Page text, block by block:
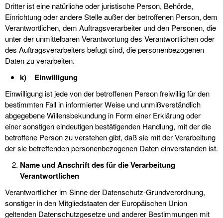
Dritter ist eine natürliche oder juristische Person, Behörde,
Einrichtung oder andere Stelle außer der betroffenen Person, dem
Verantwortlichen, dem Auftragsverarbeiter und den Personen, die
unter der unmittelbaren Verantwortung des Verantwortlichen oder
des Auftragsverarbeiters befugt sind, die personenbezogenen
Daten zu verarbeiten.
k) Einwilligung
Einwilligung ist jede von der betroffenen Person freiwillig für den
bestimmten Fall in informierter Weise und unmißverständlich
abgegebene Willensbekundung in Form einer Erklärung oder
einer sonstigen eindeutigen bestätigenden Handlung, mit der die
betroffene Person zu verstehen gibt, daß sie mit der Verarbeitung
der sie betreffenden personenbezogenen Daten einverstanden ist.
Name und Anschrift des für die Verarbeitung
Verantwortlichen
Verantwortlicher im Sinne der Datenschutz-Grundverordnung,
sonstiger in den Mitgliedstaaten der Europäischen Union
geltenden Datenschutzgesetze und anderer Bestimmungen mit